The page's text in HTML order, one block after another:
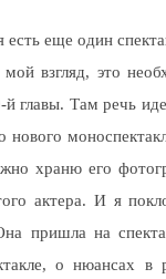
еще один
взгляд, это
й главы. Там речь
храню его
актера. И я
пришла на
о нюансах в